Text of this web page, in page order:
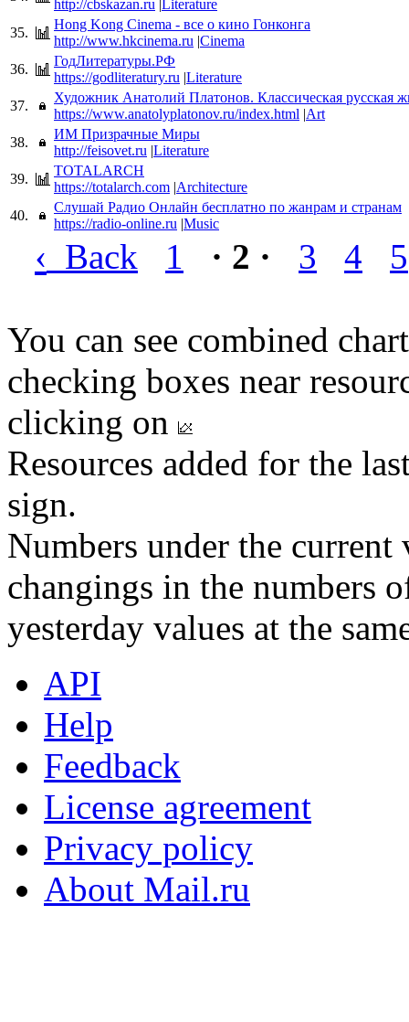
http://cbskazan.ru |Literature
35.
Hong Kong Cinema - все о кино Гонконга
http://www.hkcinema.ru |Cinema
36.
ГодЛитературы.РФ
https://godliteratury.ru |Literature
37.
Художник Анатолий Платонов. Классическая русская
https://www.anatolyplatonov.ru/index.html |Art
38.
ИМ Призрачные Миры
http://feisovet.ru |Literature
39.
TOTALARCH
https://totalarch.com |Architecture
40.
Слушай Радио Онлайн бесплатно по жанрам и странам
https://radio-online.ru |Music
‹ Back 1 · 2 · 3 4 5
You can see combined
checking boxes near
clicking on
Resources added for the
sign.
Numbers under the
changings in the numbers
yesterday values at the
API
Help
Feedback
License agreement
Privacy policy
About Mail.ru